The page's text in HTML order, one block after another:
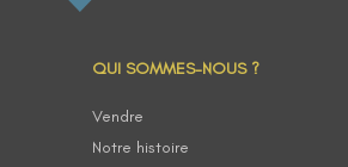
QUI SOMMES-NOUS ?
Vendre
Notre histoire